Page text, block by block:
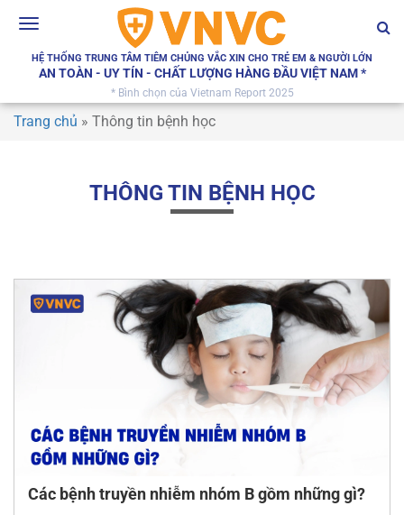
Toggle
HỆ THỐNG TRUNG TÂM TIÊM CHỦNG VẮC XIN CHO TRẺ EM & NGƯỜI LỚN
AN TOÀN - UY TÍN - CHẤT LƯỢNG HÀNG ĐẦU VIỆT NAM *
* Bình chọn của Vietnam Report 2025
Trang chủ » Thông tin bệnh học
THÔNG TIN BỆNH HỌC
Các bệnh truyền nhiễm nhóm B gồm những gì?